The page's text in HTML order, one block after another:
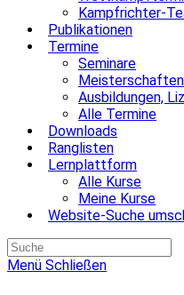
Kampfrichter-
Publikationen
Termine
Seminare
Meisterschaften
Ausbildungen,
Alle Termine
Downloads
Ranglisten
Lernplattform
Alle Kurse
Meine Kurse
Website-Suche
Menü Schließen